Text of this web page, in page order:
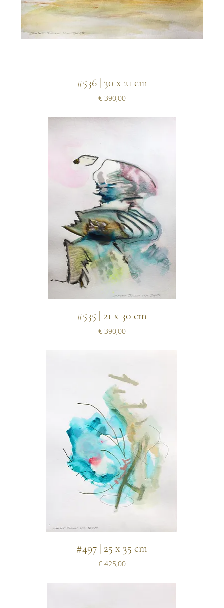
#536 | 30 x 21 cm
Prijs
€ 390,00
#535 | 21 x 30 cm
Prijs
€ 390,00
#497 | 25 x 35 cm
Prijs
€ 425,00